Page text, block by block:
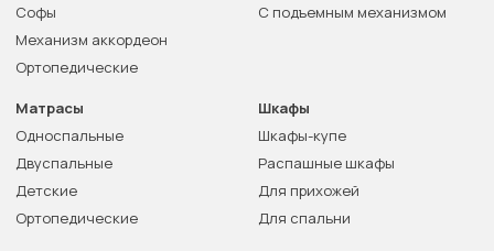
Софы
Механизм аккордеон
Ортопедические
С подъемным механизмом
Матрасы
Односпальные
Двуспальные
Детские
Ортопедические
Шкафы
Шкафы-купе
Распашные шкафы
Для прихожей
Для спальни